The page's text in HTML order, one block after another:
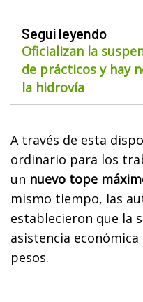
Seguí leyendo
Oficializan la
de prácticos y hay
la hidrovía
A través de esta
ordinario para los
un nuevo tope
mismo tiempo, las
establecieron que la
asistencia
pesos.